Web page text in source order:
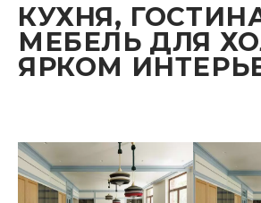
КУХНЯ,
МЕБЕЛЬ ДЛЯ
ЯРКОМ